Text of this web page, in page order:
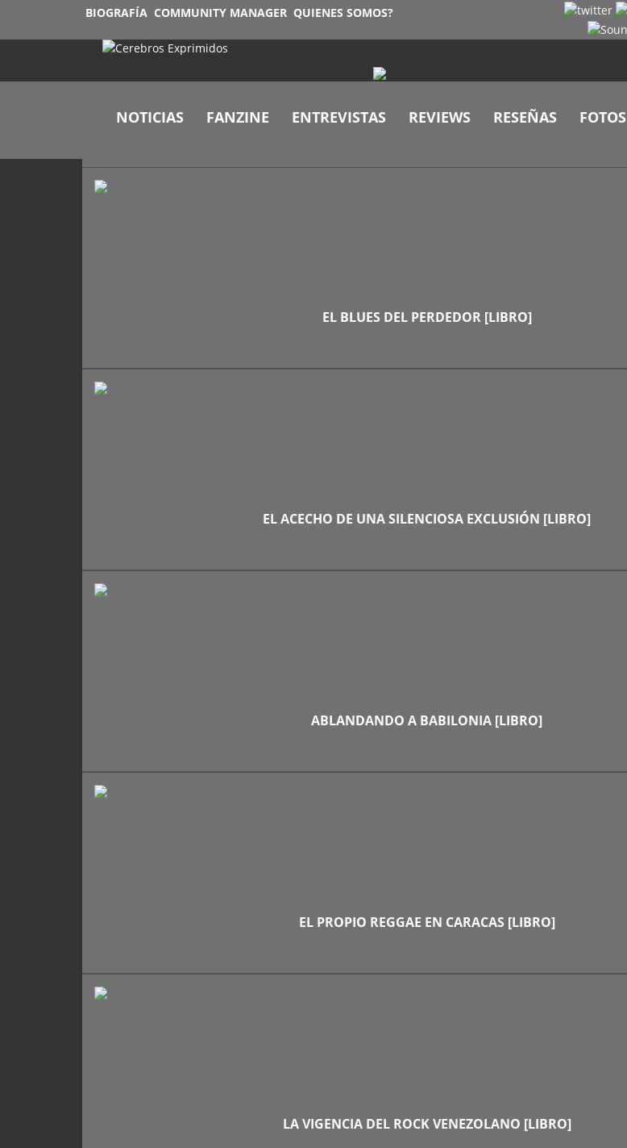
BIOGRAFÍA COMMUNITY MANAGER QUIENES SOMOS?
NOTICIAS FANZINE ENTREVISTAS REVIEWS RESEÑAS FOTOS
EL BLUES DEL PERDEDOR [LIBRO]
EL ACECHO DE UNA SILENCIOSA EXCLUSIÓN [LIBRO]
ABLANDANDO A BABILONIA [LIBRO]
EL PROPIO REGGAE EN CARACAS [LIBRO]
LA VIGENCIA DEL ROCK VENEZOLANO [LIBRO]